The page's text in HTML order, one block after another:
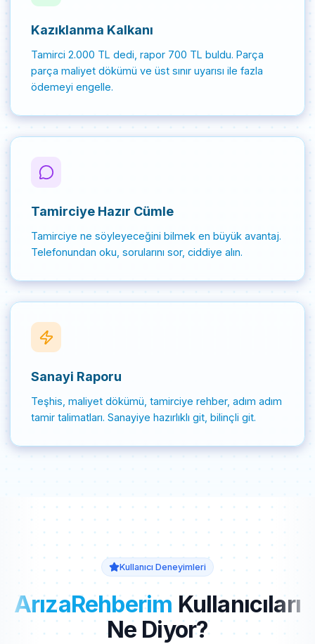
Kazıklanma Kalkanı
Tamirci 2.000 TL dedi, rapor 700 TL buldu. Parça
parça maliyet dökümü ve üst sınır uyarısı ile fazla
ödemeyi engelle.
Tamirciye Hazır Cümle
Tamirciye ne söyleyeceğini bilmek en büyük avantaj.
Telefonundan oku, sorularını sor, ciddiye alın.
Sanayi Raporu
Teşhis, maliyet dökümü, tamirciye rehber, adım adım
tamir talimatları. Sanayiye hazırlıklı git, bilinçli git.
Kullanıcı Deneyimleri
ArızaRehberim Kullanıcıları
Ne Diyor?